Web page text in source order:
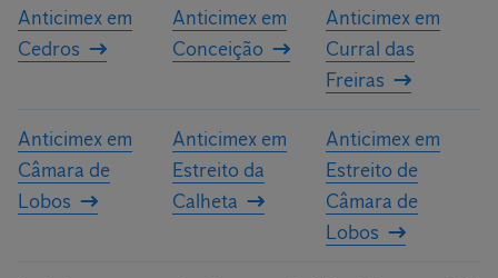
Anticimex em
Cedros
Anticimex em
Conceição
Anticimex em
Curral das
Freiras
Anticimex em
Câmara de
Lobos
Anticimex em
Estreito da
Calheta
Anticimex em
Estreito de
Câmara de
Lobos